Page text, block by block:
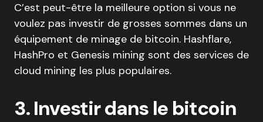
C’est peut-être la meilleure option si vous ne
voulez pas investir de grosses sommes dans un
équipement de minage de bitcoin. Hashflare,
HashPro et Genesis mining sont des services de
cloud mining les plus populaires.
3. Investir dans le bitcoin